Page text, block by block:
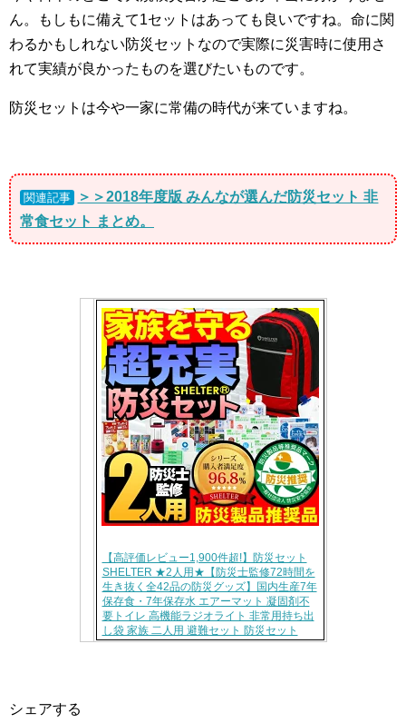
ん。もしもに備えて1セットはあっても良いですね。命に関
わるかもしれない防災セットなので実際に災害時に使用さ
れて実績が良かったものを選びたいものです。
防災セットは今や一家に常備の時代が来ていますね。
関連記事
＞＞2018年度版 みんなが選んだ防災セット 非
常食セット まとめ。
【高評価レビュー1,900件超!】防災セット
SHELTER ★2人用★【防災士監修72時間を
生き抜く全42品の防災グッズ】国内生産7年
保存食・7年保存水 エアーマット 凝固剤不
要トイレ 高機能ラジオライト 非常用持ち出
し袋 家族 二人用 避難セット 防災セット
シェアする